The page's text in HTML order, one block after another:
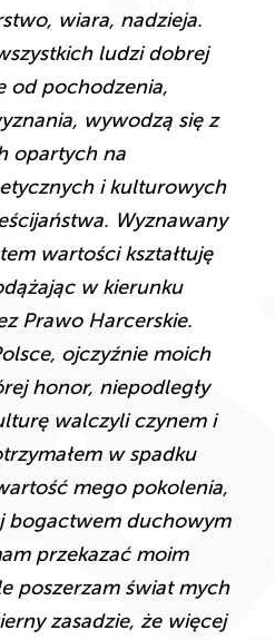
wiara, nadzieja.
ludzi dobrej
od pochodzenia,
wywodzą się z
opartych na
i kulturowych
Wyznawany
wartości kształtuję
w kierunku
Prawo Harcerskie.
ojczyźnie moich
honor, niepodległy
walczyli czynem i
w spadku
mego pokolenia,
bogactwem duchowym
przekazać moim
poszerzam świat mych
zasadzie, że więcej